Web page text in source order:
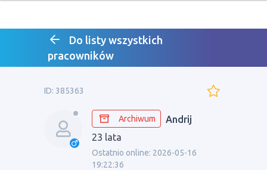
Do listy wszystkich
pracowników
ID: 385363
Archiwum
Andrij
23 lata
Ostatnio online: 2026-05-16
19:22:36